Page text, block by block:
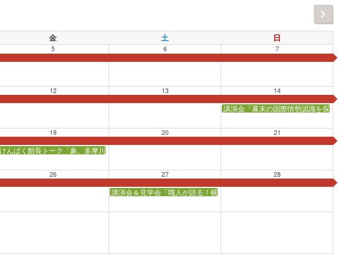
金 土 日
5 6 7
12 13 14
講演会「幕末の国際情勢認識を探
19
けんぱく館長トーク「象、多摩川を渡る！」【会場：東海道かわさき宿交流館】
20 21
26 27
講演会＆見学会「職人が語る！横浜家具づくり四方山（よもやま）ば
28